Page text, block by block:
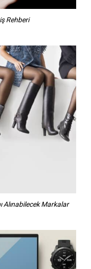
Rehberi
Alınabilecek Markalar